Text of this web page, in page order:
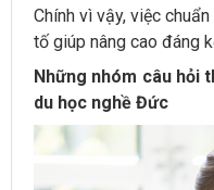
Chính vì vậy, việc
tố giúp nâng cao đáng
Những nhóm câu hỏi
du học nghề Đức